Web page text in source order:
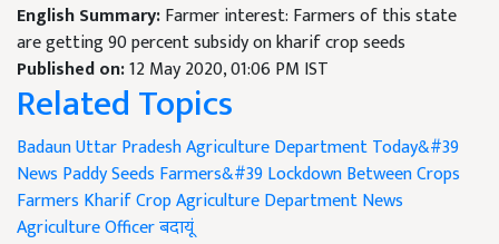
English Summary:Farmer interest: Farmers of this state
are getting 90 percent subsidy on kharif crop seeds
Published on:12 May 2020, 01:06 PM IST
Related Topics
BadaunUttar PradeshAgriculture DepartmentToday&#39
News PaddySeeds Farmers&#39LockdownBetween Crops
Farmers Kharif CropAgriculture Department News
Agriculture Officerबदायूं